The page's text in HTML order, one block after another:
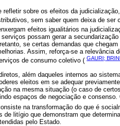
refletir sobre os efeitos da
sem saber quem deixa de ser
efeitos igualitários na
possam gerar a
se certas demandas que
Assim, reforça-se a
de consumo coletivo ( GAURI;
além daqueles internos ao
eleitos em se adequar
na mesma situação (o caso de
espaços de negociação e
na transformação do que é
de litígio que demonstram que
pelo Estado.